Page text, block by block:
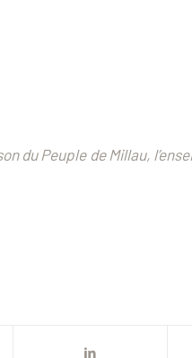
du Peuple de Millau,